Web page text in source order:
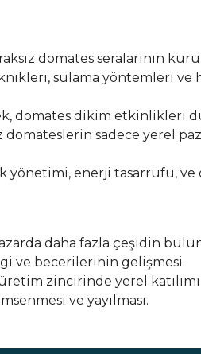
domates seralarının
sulama yöntemleri
domates dikim
domateslerin sadece yerel
yönetimi, enerji tasarrufu,
daha fazla çeşidin
ve becerilerinin gelişmesi.
zincirinde yerel
ve yayılması.